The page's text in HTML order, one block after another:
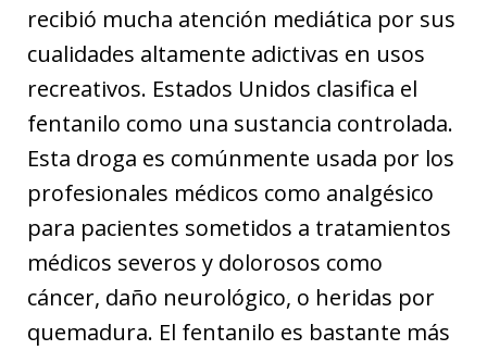
recibió mucha atención mediática por sus
cualidades altamente adictivas en usos
recreativos. Estados Unidos clasifica el
fentanilo como una sustancia controlada.
Esta droga es comúnmente usada por los
profesionales médicos como analgésico
para pacientes sometidos a tratamientos
médicos severos y dolorosos como
cáncer, daño neurológico, o heridas por
quemadura. El fentanilo es bastante más